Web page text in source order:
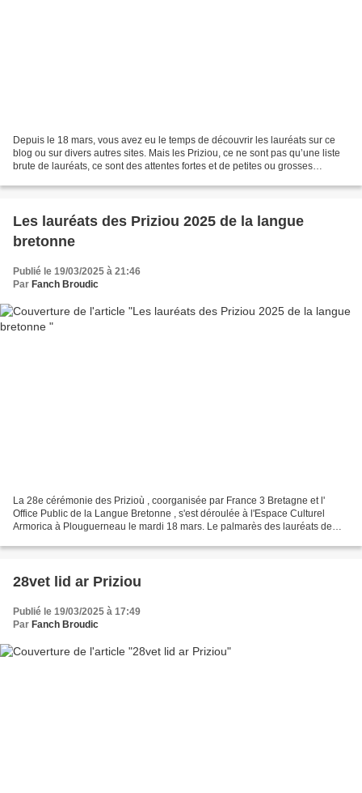
Depuis le 18 mars, vous avez eu le temps de découvrir les lauréats sur ce
blog ou sur divers autres sites. Mais les Priziou, ce ne sont pas qu’une liste
brute de lauréats, ce sont des attentes fortes et de petites ou grosses
Les lauréats des Priziou 2025 de la langue
bretonne
Publié le 19/03/2025 à 21:46
Par Fanch Broudic
La 28e cérémonie des Prizioù , coorganisée par France 3 Bretagne et l'
Office Public de la Langue Bretonne , s'est déroulée à l'Espace Culturel
Armorica à Plouguerneau le mardi 18 mars. Le palmarès des lauréats de
28vet lid ar Priziou
Publié le 19/03/2025 à 17:49
Par Fanch Broudic